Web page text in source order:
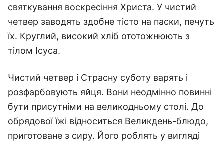
святкування воскресіння Христа. У чистий
четвер заводять здобне тісто на паски, печуть
їх. Круглий, високий хліб ототожнюють з
тілом Ісуса.
Чистий четвер і Страсну суботу варять і
розфарбовують яйця. Вони неодмінно повинні
бути присутніми на великодньому столі. До
обрядової їжі відноситься Великдень-блюдо,
приготоване з сиру. Його роблять у вигляді